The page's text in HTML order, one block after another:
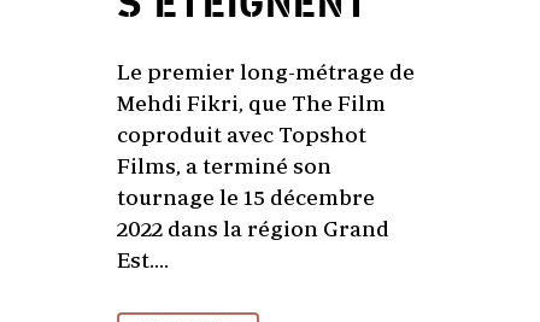
Le premier long-métrage de
Mehdi Fikri, que The Film
coproduit avec Topshot
Films, a terminé son
tournage le 15 décembre
2022 dans la région Grand
Est....